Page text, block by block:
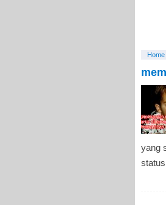
Home
yang